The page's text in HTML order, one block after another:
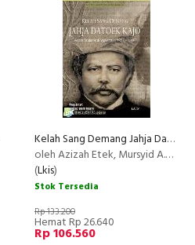
Kelah Sang Demang Jahja Datoek
oleh Azizah Etek, Mursyid A.M., dan Arfan B.R
(Lkis)
Stok Tersedia
Rp 133.200
Hemat Rp 26.640
Rp 106.560